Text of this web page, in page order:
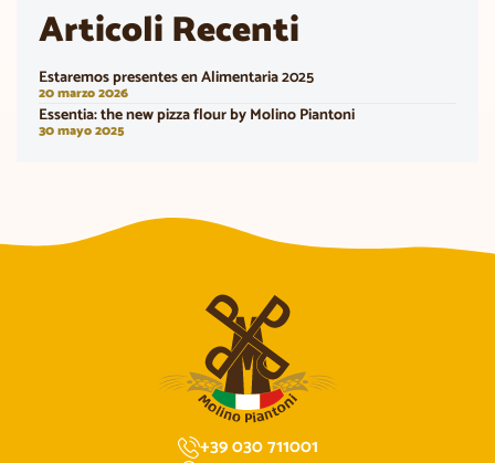
Articoli Recenti
Estaremos presentes en Alimentaria 2025
20 marzo 2026
Essentia: the new pizza flour by Molino Piantoni
30 mayo 2025
+39 030 711001